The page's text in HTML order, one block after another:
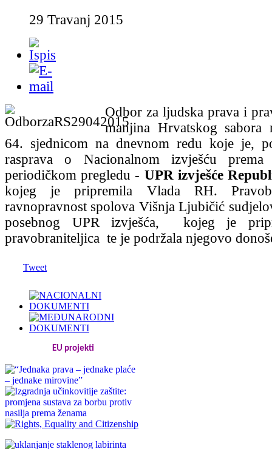
29 Travanj 2015
Odbor za ljudska prava i
manjina Hrvatskog sabora
64. sjednicom na dnevnom redu koje je,
rasprava o Nacionalnom izvješću prema
periodičkom pregledu - UPR izvješće
kojeg je pripremila Vlada RH.
ravnopravnost spolova Višnja Ljubičić
posebnog UPR izvješća, kojeg je
pravobraniteljica te je podržala njegovo
Tweet
EU projekti